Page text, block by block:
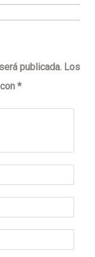
publicada. Los
*